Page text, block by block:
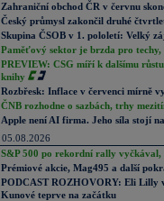
Zahraniční obchod ČR v červnu
Český průmysl zakončil druhé
Skupina ČSOB v 1. pololetí: Velký
Paměťový sektor je brzda pro techy,
PREVIEW: CSG míří k dalšímu
knihy
Rozbřesk: Inflace v červenci mírně
ČNB rozhodne o sazbách, trhy
Apple není AI firma. Jeho síla stojí
05.08.2026
S&P 500 po rekordní rally vyčkával,
Prémiové akcie, Mag495 a další
PODCAST ROZHOVORY: Eli Lilly
Kunové teprve na začátku